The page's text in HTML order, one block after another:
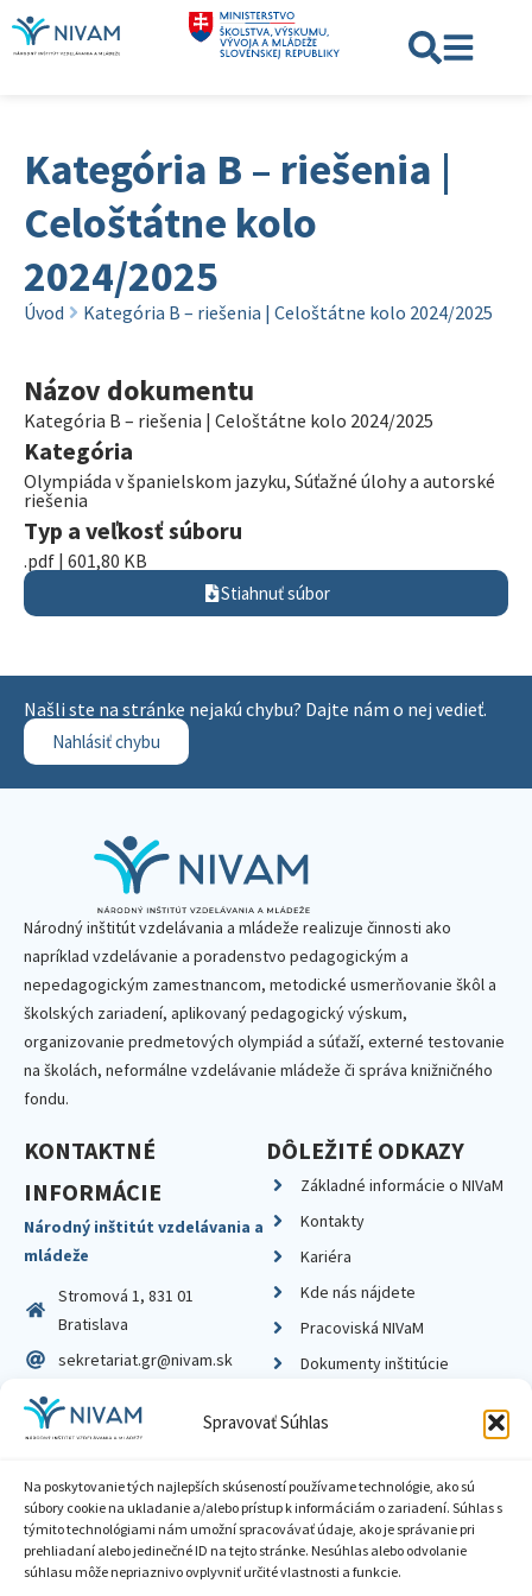
Spravovať Súhlas
Na poskytovanie tých najlepších skúseností používame technológie, ako sú
súbory cookie na ukladanie a/alebo prístup k informáciám o zariadení. Súhlas s
týmito technológiami nám umožní spracovávať údaje, ako je správanie pri
prehliadaní alebo jedinečné ID na tejto stránke. Nesúhlas alebo odvolanie
súhlasu môže nepriaznivo ovplyvniť určité vlastnosti a funkcie.
Kategória B – riešenia |
Celoštátne kolo
2024/2025
Úvod Kategória B – riešenia | Celoštátne kolo 2024/2025
Názov dokumentu
Kategória B – riešenia | Celoštátne kolo 2024/2025
Kategória
Olympiáda v španielskom jazyku, Súťažné úlohy a autorské
riešenia
Typ a veľkosť súboru
.pdf | 601,80 KB
Stiahnuť súbor
Našli ste na stránke nejakú chybu? Dajte nám o nej vedieť.
Nahlásiť chybu
Národný inštitút vzdelávania a mládeže realizuje činnosti ako
napríklad vzdelávanie a poradenstvo pedagogickým a
nepedagogickým zamestnancom, metodické usmerňovanie škôl a
školských zariadení, aplikovaný pedagogický výskum,
organizovanie predmetových olympiád a súťaží, externé testovanie
na školách, neformálne vzdelávanie mládeže či správa knižničného
fondu.
KONTAKTNÉ
INFORMÁCIE
Národný inštitút vzdelávania a
mládeže
Stromová 1, 831 01
Bratislava
sekretariat.gr@nivam.sk
IČO: 00164348
DIČ: 2020798714
DÔLEŽITÉ ODKAZY
Základné informácie o NIVaM
Kontakty
Kariéra
Kde nás nájdete
Pracoviská NIVaM
Dokumenty inštitúcie
Zásady ochrany súkromia